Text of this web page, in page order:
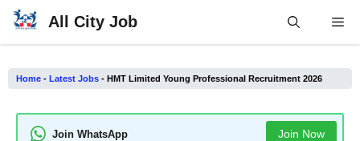
Skip
All City Job
Home - Latest Jobs - HMT Limited Young Professional Recruitment 2026
Join WhatsApp Join Now